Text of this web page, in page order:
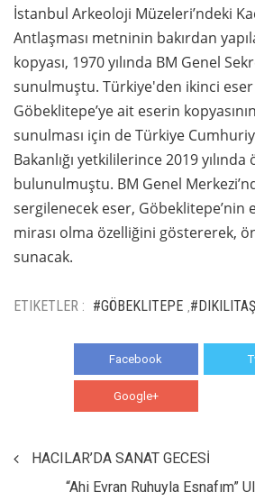
İstanbul Arkeoloji Müzeleri’ndeki
Antlaşması metninin bakırdan
kopyası, 1970 yılında BM Genel
sunulmuştu. Türkiye'den ikinci
Göbeklitepe’ye ait eserin
sunulması için de Türkiye
Bakanlığı yetkililerince 2019
bulunulmuştu. BM Genel
sergilenecek eser, Göbeklitepe’nin
mirası olma özelliğini göstererek,
sunacak.
ETIKETLER : #GÖBEKLITEPE #DIKILITAŞ
Facebook
Google+
HACILAR’DA SANAT GECESİ
“Ahi Evran Ruhuyla Esnafım”